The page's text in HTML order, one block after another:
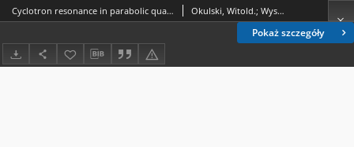
Pokaż szczegóły
Cyclotron resonance in parabolic quantum wells in tilled magnetic field Okulski, Witold.; Wysokiński, Karol Izydor (1951- ).; Załużny, Mirosław (1948- ).; Piłat, Maksymilian (1929-1993).